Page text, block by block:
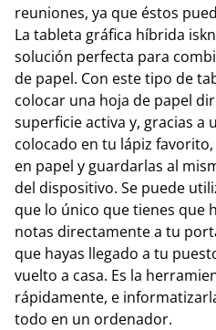
reuniones, ya que éstos
La tableta gráfica híbrida
solución perfecta para
de papel. Con este tipo de
colocar una hoja de papel
superficie activa y, gracias a
colocado en tu lápiz
en papel y guardarlas al
del dispositivo. Se puede
que lo único que tienes que
notas directamente a tu
que hayas llegado a tu
vuelto a casa. Es la
rápidamente, e
todo en un ordenador.